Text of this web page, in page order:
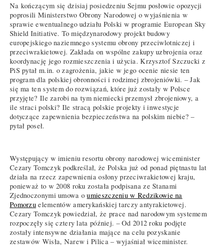
Na kończącym się dzisiaj posiedzeniu Sejmu posłowie opozycji
poprosili Ministerstwo Obrony Narodowej o wyjaśnienia w
sprawie ewentualnego udziału Polski w programie European Sky
Shield Initiative. To międzynarodowy projekt budowy
europejskiego naziemnego systemu obrony przeciwlotniczej i
przeciwrakietowej. Zakłada on wspólne zakupy uzbrojenia oraz
koordynację jego rozmieszczenia i użycia. Krzysztof Szczucki z
PiS pytał m.in. o zagrożenia, jakie w jego ocenie niesie ten
program dla polskiej obronności i rodzimej zbrojeniówki. – Jak
się ma ten system do rozwiązań, które już zostały w Polsce
przyjęte? Ile zarobi na tym niemiecki przemysł zbrojeniowy, a
ile straci polski? Ile stracą polskie projekty i inwestycje
dotyczące zapewnienia bezpieczeństwa na polskim niebie? –
pytał poseł.
Występujący w imieniu resortu obrony narodowej wiceminister
Cezary Tomczyk podkreślał, że Polska już od ponad piętnastu lat
działa na rzecz zapewnienia osłony przeciwrakietowej kraju,
ponieważ to w 2008 roku została podpisana ze Stanami
Zjednoczonymi umowa oumieszczeniu w Redzikowie na
Pomorzu elementów amerykańskiej tarczy antyrakietowej.
Cezary Tomczyk powiedział, że prace nad narodowym systemem
rozpoczęły się cztery lata później. – Od 2012 roku podjęte
zostały intensywne działania mające na celu pozyskanie
zestawów Wisła, Narew i Pilica – wyjaśniał wiceminister.